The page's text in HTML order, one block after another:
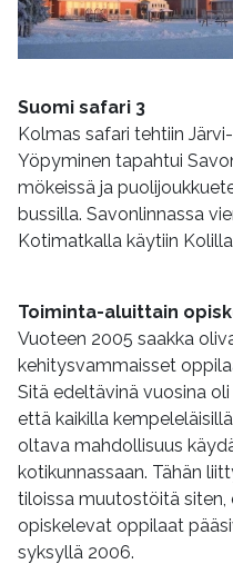
Suomi safari 3
Kolmas safari tehtiin
Yöpyminen tapahtui
mökeissä ja
bussilla. Savonlinnassa
Kotimatkalla käytiin
Toiminta-aluittain
Vuoteen 2005 saakka
kehitysvammaisset
Sitä edeltävinä vuosina
että kaikilla
oltava mahdollisuus
kotikunnassaan. Tähän
tiloissa muutostöitä
opiskelevat oppilaat
syksyllä 2006.